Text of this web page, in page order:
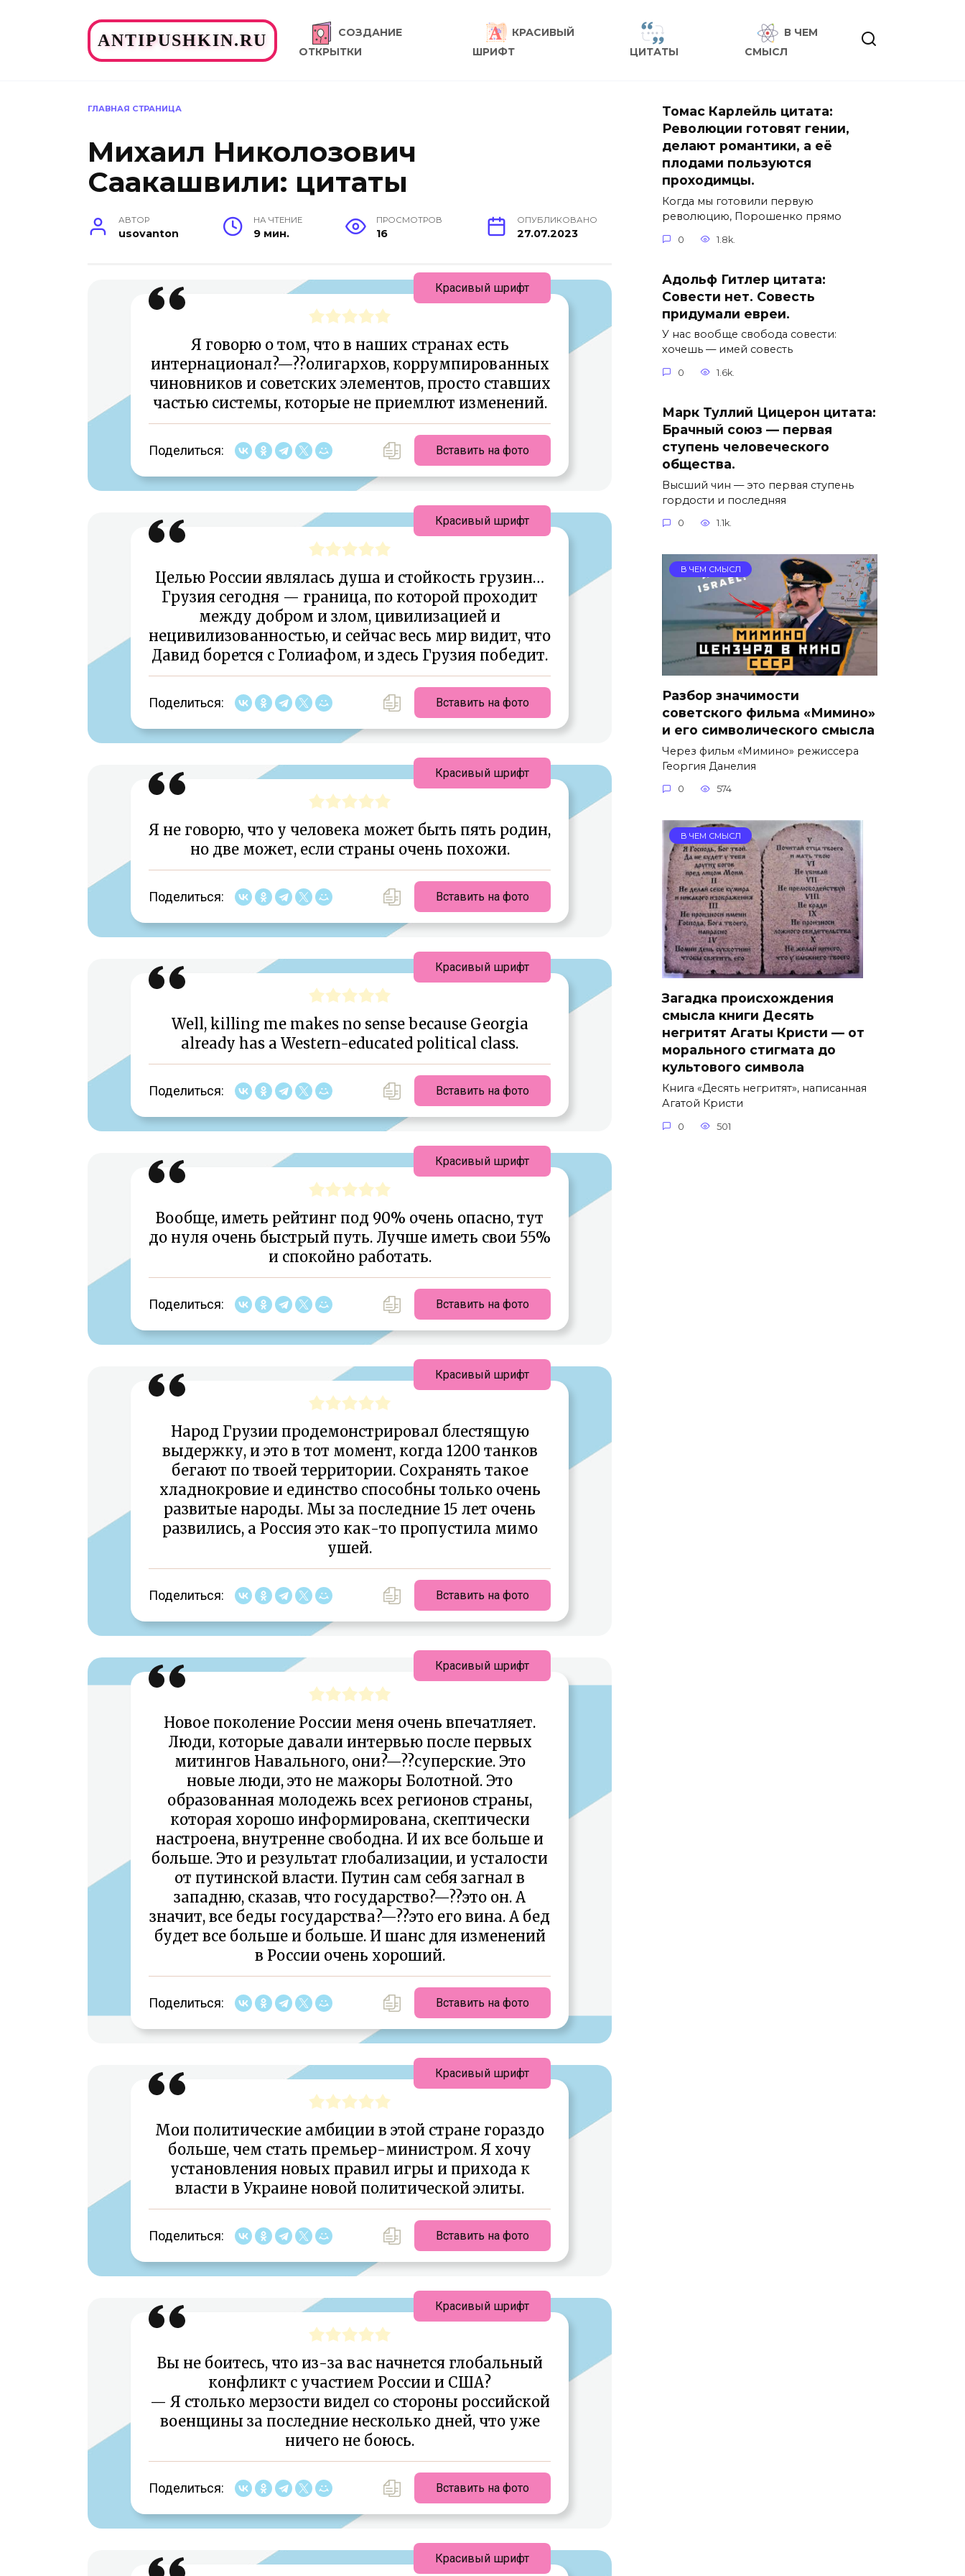
ANTIPUSHKIN.RU
СОЗДАНИЕ
ОТКРЫТКИ
КРАСИВЫЙ
ШРИФТ
ЦИТАТЫ
В ЧЕМ
СМЫСЛ
ГЛАВНАЯ СТРАНИЦА
Михаил Николозович
Саакашвили: цитаты
АВТОР
usovanton
НА ЧТЕНИЕ
9 мин.
ПРОСМОТРОВ
16
ОПУБЛИКОВАНО
27.07.2023
Я говорю о том, что в наших странах есть
интернационал?—??олигархов, коррумпированных
чиновников и советских элементов, просто ставших
частью системы, которые не приемлют изменений.
Поделиться: Вставить на фото
Красивый шрифт
Целью России являлась душа и стойкость грузин…
Грузия сегодня — граница, по которой проходит
между добром и злом, цивилизацией и
нецивилизованностью, и сейчас весь мир видит, что
Давид борется с Голиафом, и здесь Грузия победит.
Поделиться: Вставить на фото
Красивый шрифт
Я не говорю, что у человека может быть пять родин,
но две может, если страны очень похожи.
Поделиться: Вставить на фото
Красивый шрифт
Well, killing me makes no sense because Georgia
already has a Western-educated political class.
Поделиться: Вставить на фото
Красивый шрифт
Вообще, иметь рейтинг под 90% очень опасно, тут
до нуля очень быстрый путь. Лучше иметь свои 55%
и спокойно работать.
Поделиться: Вставить на фото
Красивый шрифт
Народ Грузии продемонстрировал блестящую
выдержку, и это в тот момент, когда 1200 танков
бегают по твоей территории. Сохранять такое
хладнокровие и единство способны только очень
развитые народы. Мы за последние 15 лет очень
развились, а Россия это как-то пропустила мимо
ушей.
Поделиться: Вставить на фото
Красивый шрифт
Новое поколение России меня очень впечатляет.
Люди, которые давали интервью после первых
митингов Навального, они?—??суперские. Это
новые люди, это не мажоры Болотной. Это
образованная молодежь всех регионов страны,
которая хорошо информирована, скептически
настроена, внутренне свободна. И их все больше и
больше. Это и результат глобализации, и усталости
от путинской власти. Путин сам себя загнал в
западню, сказав, что государство?—??это он. А
значит, все беды государства?—??это его вина. А бед
будет все больше и больше. И шанс для изменений
в России очень хороший.
Поделиться: Вставить на фото
Красивый шрифт
Мои политические амбиции в этой стране гораздо
больше, чем стать премьер-министром. Я хочу
установления новых правил игры и прихода к
власти в Украине новой политической элиты.
Поделиться: Вставить на фото
Красивый шрифт
Вы не боитесь, что из-за вас начнется глобальный
конфликт с участием России и США?
— Я столько мерзости видел со стороны российской
военщины за последние несколько дней, что уже
ничего не боюсь.
Поделиться: Вставить на фото
Красивый шрифт
Красивый шрифт
Томас Карлейль цитата:
Революции готовят гении,
делают романтики, а её
плодами пользуются
проходимцы.
Когда мы готовили первую
революцию, Порошенко прямо
0 1.8k.
Адольф Гитлер цитата:
Совести нет. Совесть
придумали евреи.
У нас вообще свобода совести:
хочешь — имей совесть
0 1.6k.
Марк Туллий Цицерон цитата:
Брачный союз — первая
ступень человеческого
общества.
Высший чин — это первая ступень
гордости и последняя
0 1.1k.
В ЧЕМ СМЫСЛ
Разбор значимости
советского фильма «Мимино»
и его символического смысла
Через фильм «Мимино» режиссера
Георгия Данелия
0 574
В ЧЕМ СМЫСЛ
Загадка происхождения
смысла книги Десять
негритят Агаты Кристи — от
морального стигмата до
культового символа
Книга «Десять негритят», написанная
Агатой Кристи
0 501